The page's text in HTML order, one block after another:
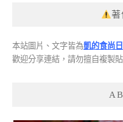
本站圖片、文字皆為凱的食尚
歡迎分享連結，請勿擅自複製